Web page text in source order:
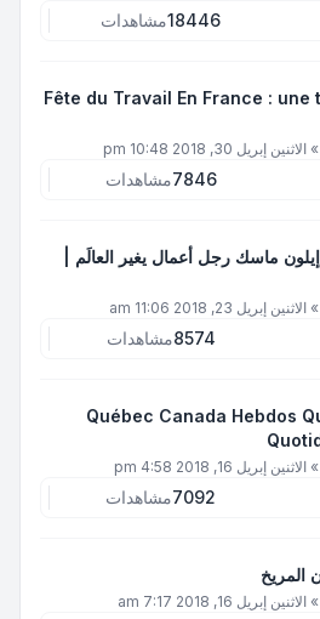
18446مشاهدات
Fête du Travail En France :
» الاثنين إبريل 30, 2018 10:48 pm
7846مشاهدات
ماسك رجل أعمال يغير العالَم |
» الاثنين إبريل 23, 2018 11:06 am
8574مشاهدات
Québec Canada Hebdos
» الاثنين إبريل 16, 2018 4:58 pm
7092مشاهدات
المريخ
» الاثنين إبريل 16, 2018 7:17 am